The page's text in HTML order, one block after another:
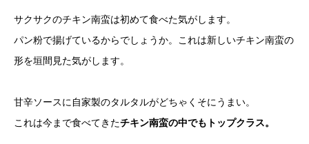
サクサクのチキン南蛮は初めて食べた気がします。
パン粉で揚げているからでしょうか。これは新しいチキン南蛮の
形を垣間見た気がします。
甘辛ソースに自家製のタルタルがどちゃくそにうまい。
これは今まで食べてきたチキン南蛮の中でもトップクラス。